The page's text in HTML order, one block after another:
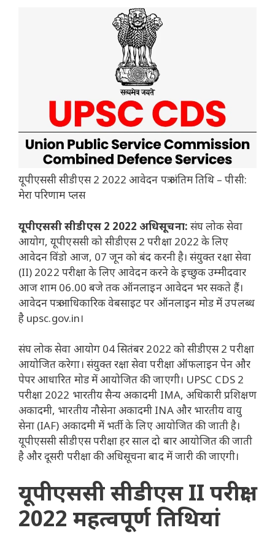
यूपीएससी सीडीएस 2 2022 आवेदन पत्र अंतिम तिथि – पीसी:
मेरा परिणाम प्लस
यूपीएससी सीडीएस 2 2022 अधिसूचना: संघ लोक सेवा
आयोग, यूपीएससी को सीडीएस 2 परीक्षा 2022 के लिए
आवेदन विंडो आज, 07 जून को बंद करनी है। संयुक्त रक्षा सेवा
(II) 2022 परीक्षा के लिए आवेदन करने के इच्छुक उम्मीदवार
आज शाम 06.00 बजे तक ऑनलाइन आवेदन भर सकते हैं।
आवेदन पत्र आधिकारिक वेबसाइट पर ऑनलाइन मोड में उपलब्ध
है upsc.gov.in।
संघ लोक सेवा आयोग 04 सितंबर 2022 को सीडीएस 2 परीक्षा
आयोजित करेगा। संयुक्त रक्षा सेवा परीक्षा ऑफलाइन पेन और
पेपर आधारित मोड में आयोजित की जाएगी। UPSC CDS 2
परीक्षा 2022 भारतीय सैन्य अकादमी IMA, अधिकारी प्रशिक्षण
अकादमी, भारतीय नौसेना अकादमी INA और भारतीय वायु
सेना (IAF) अकादमी में भर्ती के लिए आयोजित की जाती है।
यूपीएससी सीडीएस परीक्षा हर साल दो बार आयोजित की जाती
है और दूसरी परीक्षा की अधिसूचना बाद में जारी की जाएगी।
यूपीएससी सीडीएस II परीक्षा
2022 महत्वपूर्ण तिथियां